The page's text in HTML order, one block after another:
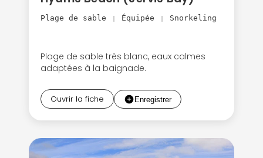
Plage de sable Équipée Snorkeling
Plage de sable très blanc, eaux calmes
adaptées à la baignade.
Ouvrir la fiche